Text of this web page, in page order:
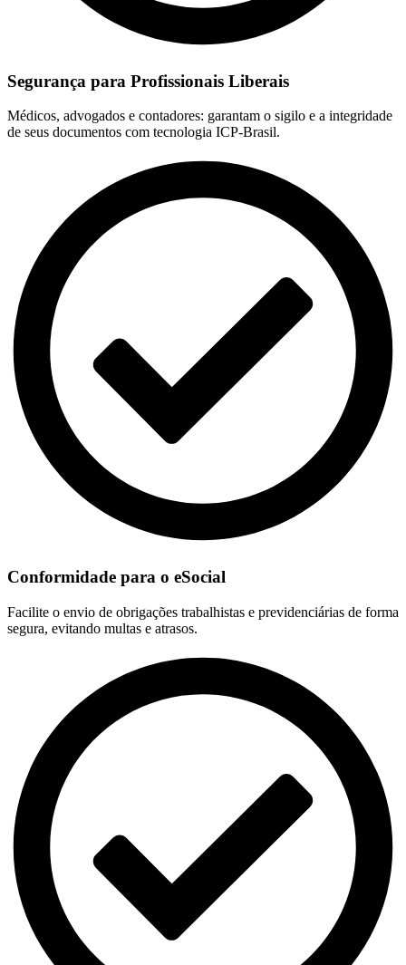
Segurança para Profissionais Liberais
Médicos, advogados e contadores: garantam o sigilo e a integridade
de seus documentos com tecnologia ICP-Brasil.
Conformidade para o eSocial
Facilite o envio de obrigações trabalhistas e previdenciárias de forma
segura, evitando multas e atrasos.